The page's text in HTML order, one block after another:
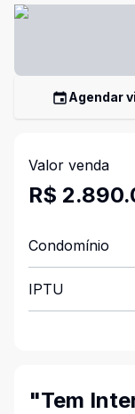
Agendar
Valor venda
R$
Condomínio
IPTU
"Tem